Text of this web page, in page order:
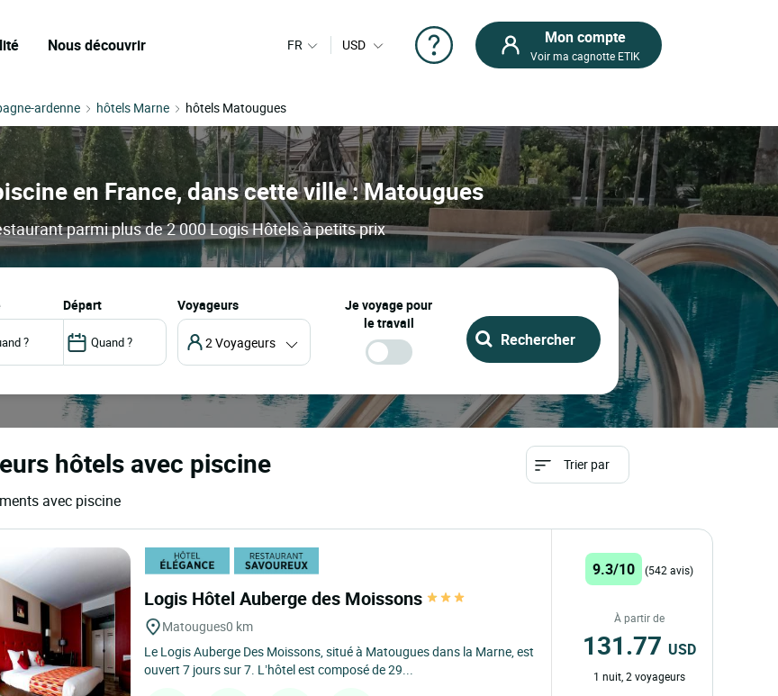
Nous découvrir FR USD Mon compte
Voir ma cagnotte ETIK
ardenne hôtels Marne hôtels Matougues
en France, dans cette ville : Matougues
parmi plus de 2 000 Logis Hôtels à petits prix
départ Voyageurs
2 Voyageurs
Je voyage pour
le travail
hôtels avec piscine
avec piscine
Trier par
Logis Hôtel Auberge des Moissons
Matougues0 km
Le Logis Auberge Des Moissons, situé à Matougues dans la Marne, est
ouvert 7 jours sur 7. L’hôtel est composé de 29...
9.3/10 (542 avis)
À partir de
131.77 USD
1 nuit, 2 voyageurs